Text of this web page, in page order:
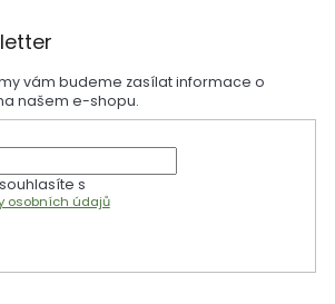
vám budeme zasílat informace o
našem e-shopu.
s
osobních údajů